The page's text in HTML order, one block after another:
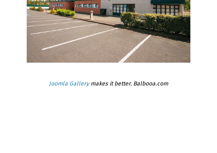
Joomla Gallerymakes it better. Balbooa.com